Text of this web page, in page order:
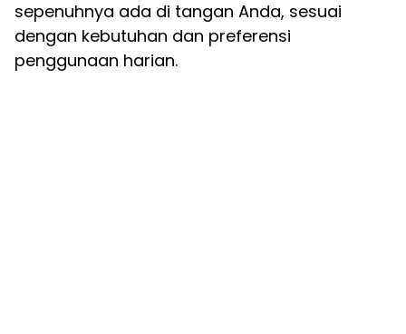
sepenuhnya ada di tangan Anda, sesuai
dengan kebutuhan dan preferensi
penggunaan harian.